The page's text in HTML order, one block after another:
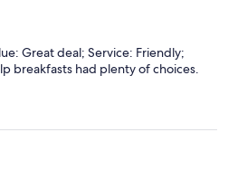
Great deal; Service: Friendly;
breakfasts had plenty of choices.